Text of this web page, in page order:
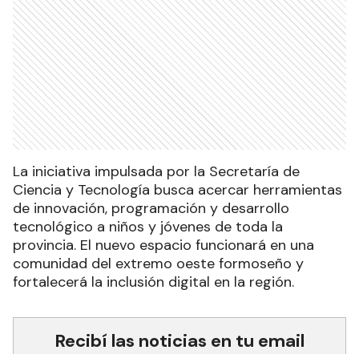
La iniciativa impulsada por la Secretaría de
Ciencia y Tecnología busca acercar herramientas
de innovación, programación y desarrollo
tecnológico a niños y jóvenes de toda la
provincia. El nuevo espacio funcionará en una
comunidad del extremo oeste formoseño y
fortalecerá la inclusión digital en la región.
Recibí las noticias en tu email